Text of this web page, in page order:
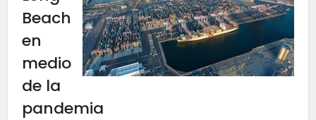
Beach
en
medio
de la
pandemia